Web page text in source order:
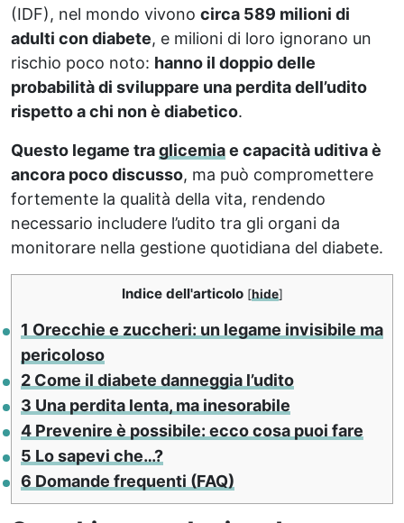
(IDF), nel mondo vivono circa 589 milioni di
adulti con diabete, e milioni di loro ignorano un
rischio poco noto: hanno il doppio delle
probabilità di sviluppare una perdita dell’udito
rispetto a chi non è diabetico.
Questo legame traglicemiae capacità uditiva è
ancora poco discusso, ma può compromettere
fortemente la qualità della vita, rendendo
necessario includere l’udito tra gli organi da
monitorare nella gestione quotidiana del diabete.
Indice dell'articolo [hide]
1 Orecchie e zuccheri: un legame invisibile ma
pericoloso
2 Come il diabete danneggia l’udito
3 Una perdita lenta, ma inesorabile
4 Prevenire è possibile: ecco cosa puoi fare
5 Lo sapevi che…?
6 Domande frequenti (FAQ)